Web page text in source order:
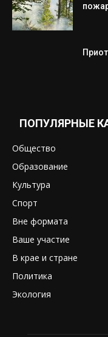
ПОПУЛЯРНЫЕ
Общество
Образование
Культура
Спорт
Вне формата
Ваше участие
В крае и стране
Политика
Экология